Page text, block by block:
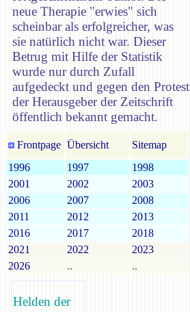
neue Therapie "erwies" sich
scheinbar als erfolgreicher, was
sie natürlich nicht war. Dieser
Betrug mit Hilfe der Statistik
wurde nur durch Zufall
aufgedeckt und gegen den Protest
der Herausgeber der Zeitschrift
öffentlich bekannt gemacht.
Frontpage Übersicht Sitemap
1996
1997 1998
2001
2002 2003
2006
2007 2008
2011
2012 2013
2016
2017 2018
2021
2022 2023
2026
.. ..
Helden der